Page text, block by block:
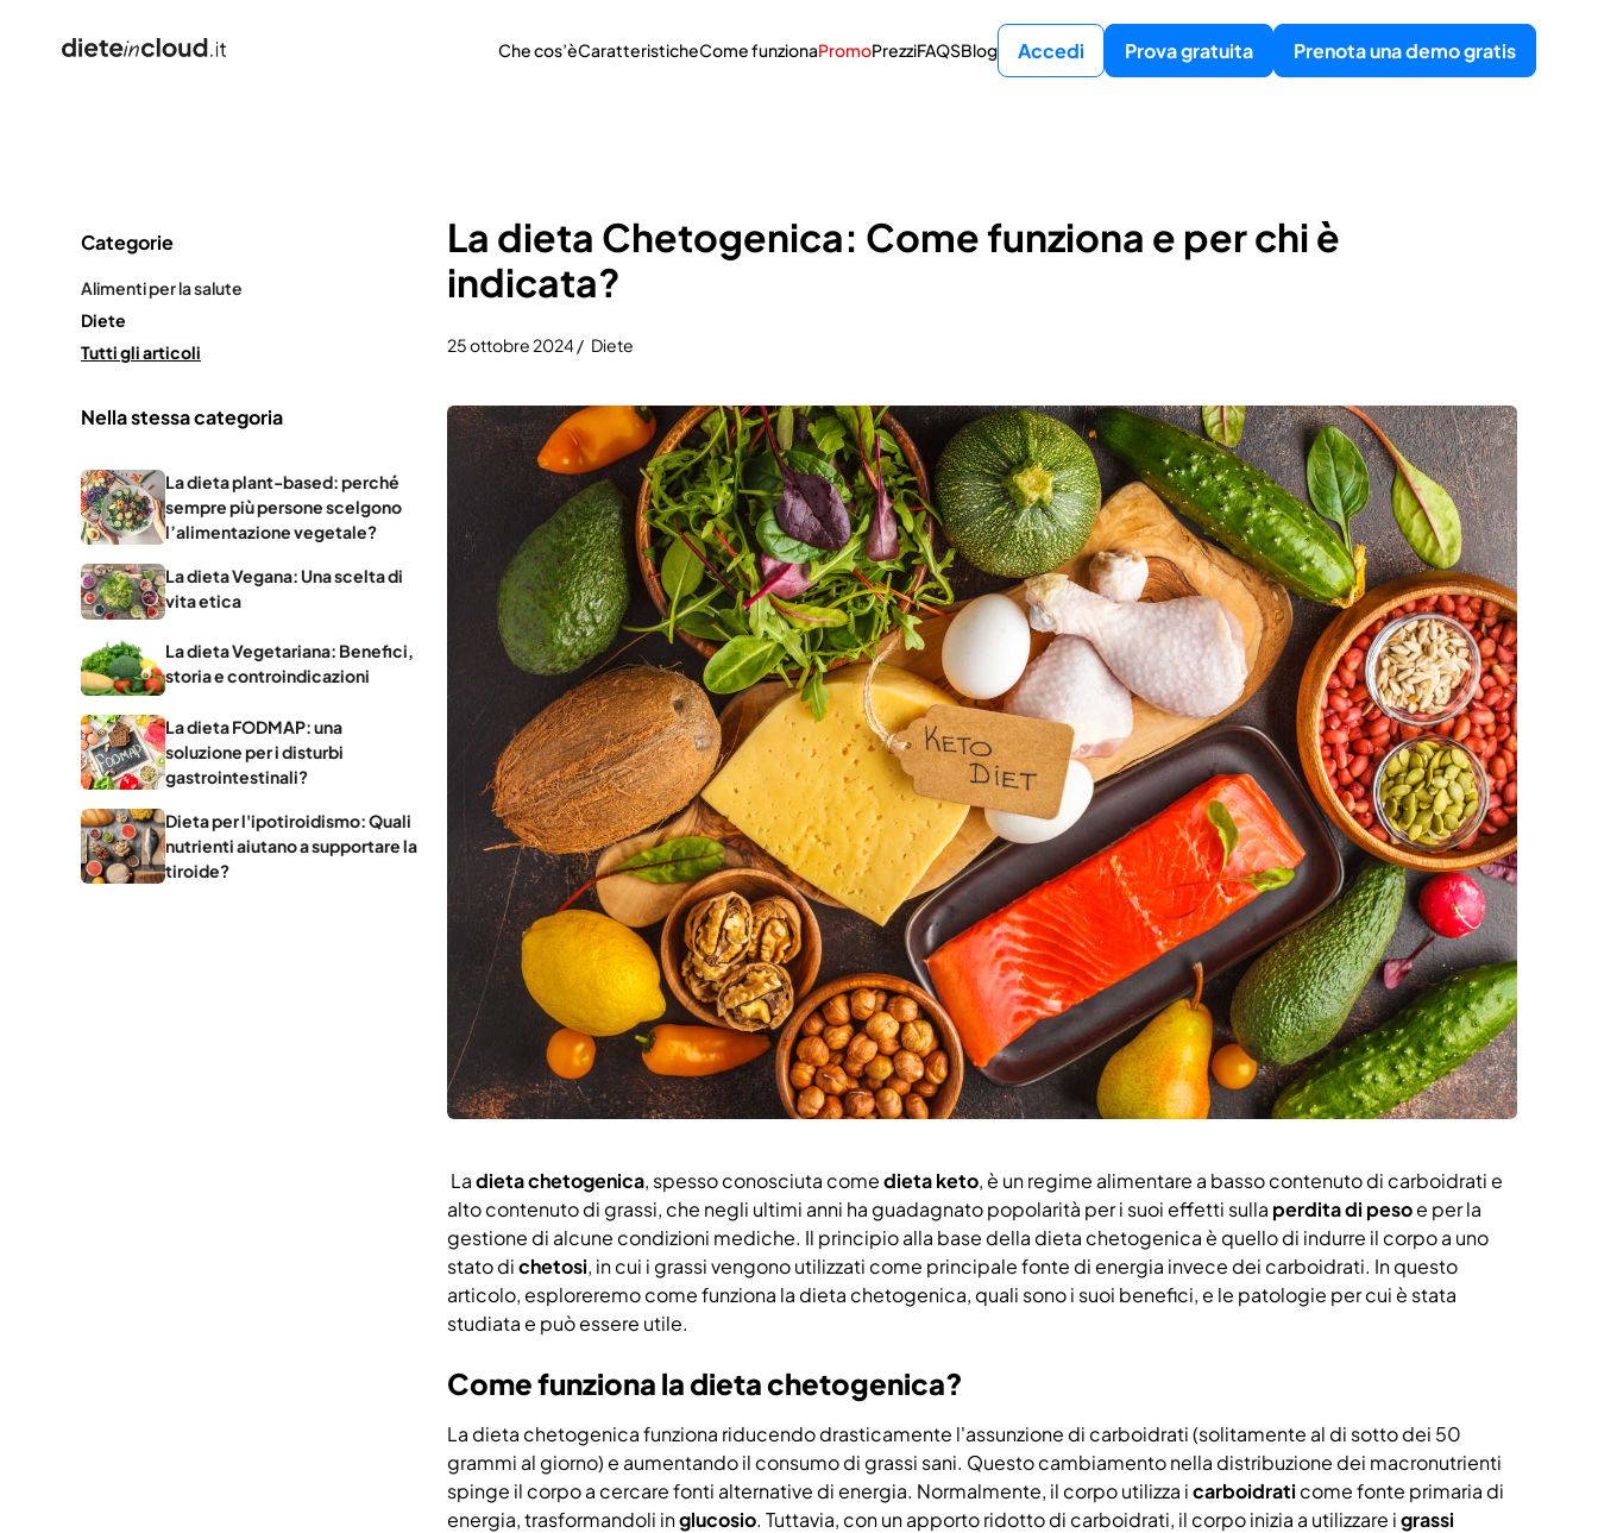
Che cos’èCaratteristicheCome funzionaPromoPrezziFAQSBlog Accedi Prova gratuita Prenota una demo gratis
Categorie
Alimenti per la salute
Diete
Tutti gli articoli
Nella stessa categoria
La dieta plant-based: perché
sempre più persone scelgono
l’alimentazione vegetale?
La dieta Vegana: Una scelta di
vita etica
La dieta Vegetariana: Benefici,
storia e controindicazioni
La dieta FODMAP: una
soluzione per i disturbi
gastrointestinali?
Dieta per l'ipotiroidismo: Quali
nutrienti aiutano a supportare la
tiroide?
La dieta Chetogenica: Come funziona e per chi è
indicata?
25 ottobre 2024 / Diete
Ladieta chetogenica, spesso conosciuta comedieta keto, è un regime alimentare a basso contenuto di carboidrati e
alto contenuto di grassi, che negli ultimi anni ha guadagnato popolarità per i suoi effetti sulla perdita di pesoe per la
gestione di alcune condizioni mediche. Il principio alla base della dieta chetogenica è quello di indurre il corpo a uno
stato dichetosi, in cui i grassi vengono utilizzati come principale fonte di energia invece dei carboidrati. In questo
articolo, esploreremo come funziona la dieta chetogenica, quali sono i suoi benefici, e le patologie per cui è stata
studiata e può essere utile.
Come funziona la dieta chetogenica?
La dieta chetogenica funziona riducendo drasticamente l'assunzione di carboidrati (solitamente al di sotto dei 50
grammi al giorno) e aumentando il consumo di grassi sani. Questo cambiamento nella distribuzione dei macronutrienti
spinge il corpo a cercare fonti alternative di energia. Normalmente, il corpo utilizza icarboidrati come fonte primaria di
energia, trasformandoli inglucosio. Tuttavia, con un apporto ridotto di carboidrati, il corpo inizia a utilizzare igrassi